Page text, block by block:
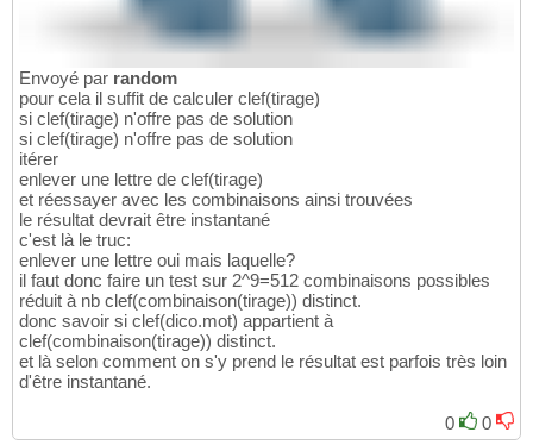
Envoyé par random
pour cela il suffit de calculer clef(tirage)
si clef(tirage) n'offre pas de solution
si clef(tirage) n'offre pas de solution
itérer
enlever une lettre de clef(tirage)
et réessayer avec les combinaisons ainsi trouvées
le résultat devrait être instantané
c'est là le truc:
enlever une lettre oui mais laquelle?
il faut donc faire un test sur 2^9=512 combinaisons possibles
réduit à nb clef(combinaison(tirage)) distinct.
donc savoir si clef(dico.mot) appartient à
clef(combinaison(tirage)) distinct.
et là selon comment on s'y prend le résultat est parfois très loin
d'être instantané.
0 0